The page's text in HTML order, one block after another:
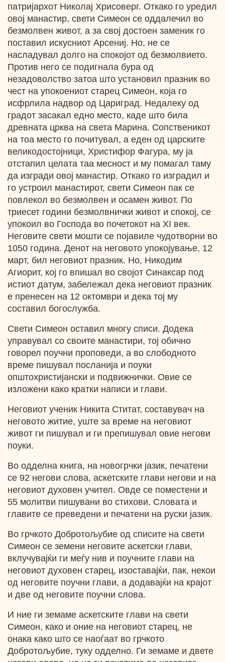
патријархот Николај Хрисоверг. Откако го уредил
овој манастир, свети Симеон се оддалечил во
безмолвен живот, а за свој достоен заменик го
поставил искусниот Арсениј. Но, не се
насладувал долго на спокојот од безмолвието.
Против него се подигнала бура од
незадоволство затоа што установил празник во
чест на упокоениот старец Симеон, која го
исфрлила надвор од Цариград. Недалеку од
градот засакал едно место, каде што била
древната црква на света Марина. Сопственикот
на тоа место го почитувал, а еден од царските
великодостојници, Христифор Фагура, му ја
отстапил целата таа месност и му помагал таму
да изгради овој манастир. Откако го изградил и
го устроил манастирот, свети Симеон пак се
повлекол во безмолвен и осамен живот. По
триесет години безмолвнички живот и спокој, се
упокоил во Господа во почетокот на ХI век.
Неговите свети мошти се појавиле чудотворни во
1050 година. Денот на неговото упокојување, 12
март, бил неговиот празник. Но, Никодим
Агиорит, кој го впишал во својот Синаксар под
истиот датум, забележал дека неговиот празник
е пренесен на 12 октомври и дека тој му
составил богослужба.
Свети Симеон оставил многу списи. Додека
управувал со своите манастири, тој обично
говорел поучни проповеди, а во слободното
време пишувал посланија и поуки
општохристијански и подвижнички. Овие се
изложени како кратки написи и глави.
Неговиот ученик Никита Ститат, составувач на
неговото житие, уште за време на неговиот
живот ги пишувал и ги препишувал овие негови
поуки.
Во одделна книга, на новогрчки јазик, печатени
се 92 негови слова, аскетските глави негови и на
неговиот духовен учител. Овде се поместени и
55 молитви пишувани во стихови. Словата и
главите се преведени и печатени на руски јазик.
Во грчкото Добротољубие од списите на свети
Симеон се земени неговите аскетски глави,
вклучувајќи ги меѓу нив и поучните глави на
неговиот духовен старец, изоставајќи, пак, некои
од неговите поучни глави, а додавајќи на крајот
и две од неговите поучни слова.
И ние ги земаме аскетските глави на свети
Симеон, како и оние на неговиот старец, не
онака како што се наоѓаат во грчкото
Добротољубие, туку одделно. Ги земаме и двете